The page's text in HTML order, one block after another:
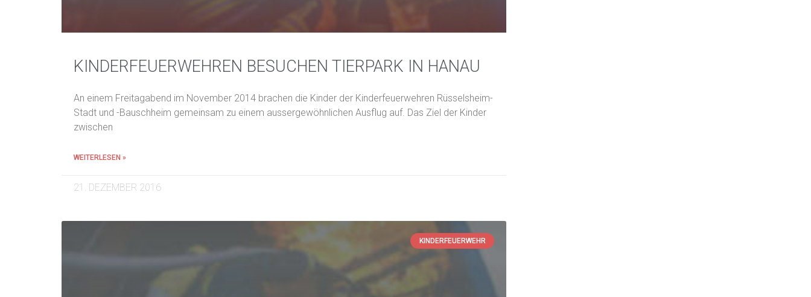
KINDERFEUERWEHREN BESUCHEN TIERPARK IN HANAU
An einem Freitagabend im November 2014 brachen die Kinder der Kinderfeuerwehren Rüsselsheim-
Stadt und -Bauschheim gemeinsam zu einem aussergewöhnlichen Ausflug auf. Das Ziel der Kinder
zwischen
WEITERLESEN »
21. DEZEMBER 2016
KINDERFEUERWEHR